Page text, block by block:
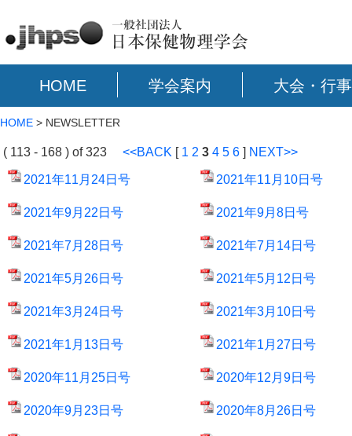
HOME 学会案内 大会・行事
HOME > NEWSLETTER
( 113 - 168 ) of 323 <<BACK [ 1 2 3 4 5 6 ] NEXT>>
2021年11月24日号 2021年11月10日号
2021年9月22日号 2021年9月8日号
2021年7月28日号 2021年7月14日号
2021年5月26日号 2021年5月12日号
2021年3月24日号 2021年3月10日号
2021年1月13日号 2021年1月27日号
2020年11月25日号 2020年12月9日号
2020年9月23日号 2020年8月26日号